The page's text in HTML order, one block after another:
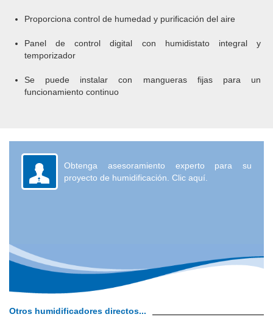
Proporciona control de humedad y purificación del aire
Panel de control digital con humidistato integral y
temporizador
Se puede instalar con mangueras fijas para un
funcionamiento continuo
Obtenga asesoramiento experto para su
proyecto de humidificación. Clic aquí.
Otros humidificadores directos...